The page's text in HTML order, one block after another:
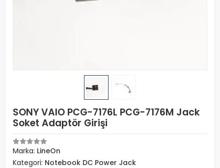
SONY VAIO PCG-7176L PCG-7176M Jack
Soket Adaptör Girişi
Marka: LineOn
Kategori: Notebook DC Power Jack